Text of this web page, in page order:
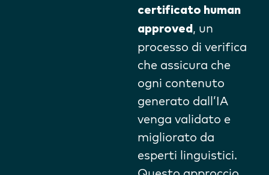
certificato human
approved , un
processo di verifica
che assicura che
ogni contenuto
generato dall’IA
venga validato e
migliorato da
esperti linguistici.